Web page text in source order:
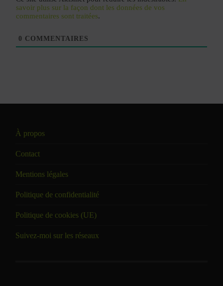
savoir plus sur la façon dont les données de vos
commentaires sont traitées.
0 COMMENTAIRES
À propos
Contact
Mentions légales
Politique de confidentialité
Politique de cookies (UE)
Suivez-moi sur les réseaux